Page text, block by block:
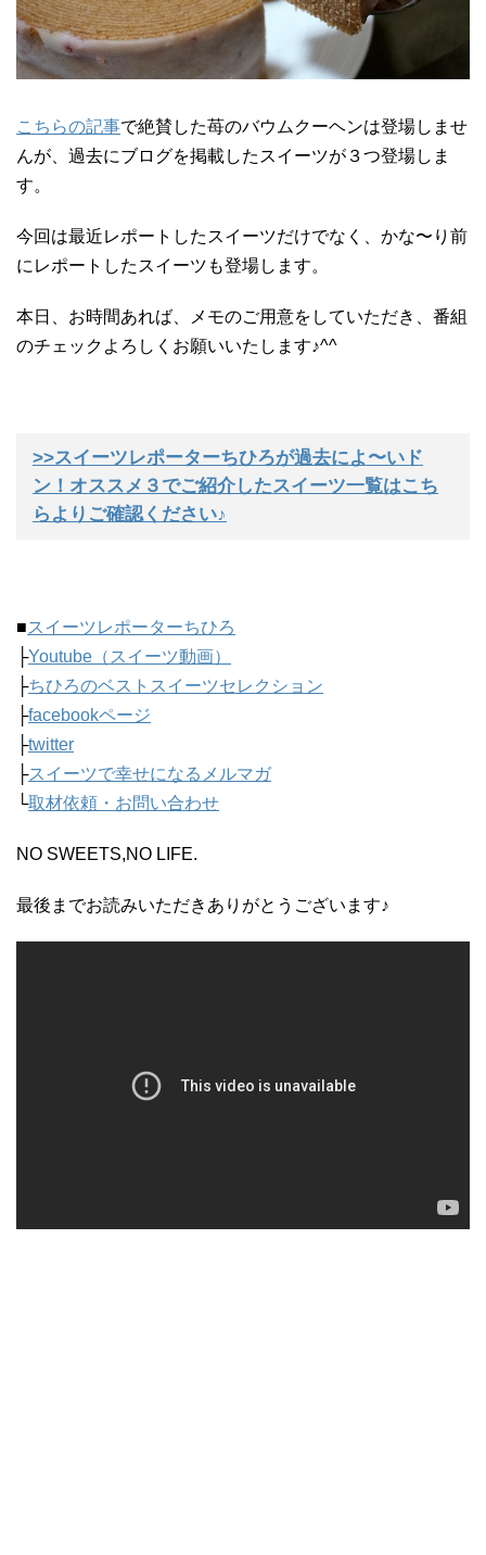
こちらの記事で絶賛した苺のバウムクーヘンは登場しませ
んが、過去にブログを掲載したスイーツが３つ登場しま
す。
今回は最近レポートしたスイーツだけでなく、かな〜り前
にレポートしたスイーツも登場します。
本日、お時間あれば、メモのご用意をしていただき、番組
のチェックよろしくお願いいたします♪^^
>>スイーツレポーターちひろが過去によ〜いド
ン！オススメ３でご紹介したスイーツ一覧はこち
らよりご確認ください♪
■スイーツレポーターちひろ
├Youtube（スイーツ動画）
├ちひろのベストスイーツセレクション
├facebookページ
├twitter
├スイーツで幸せになるメルマガ
└取材依頼・お問い合わせ
NO SWEETS,NO LIFE.
最後までお読みいただきありがとうございます♪